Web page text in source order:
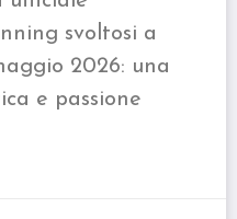
svoltosi a
2026: una
e passione